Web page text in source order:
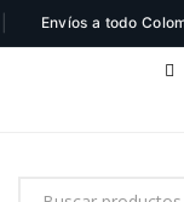
a todo Colombia